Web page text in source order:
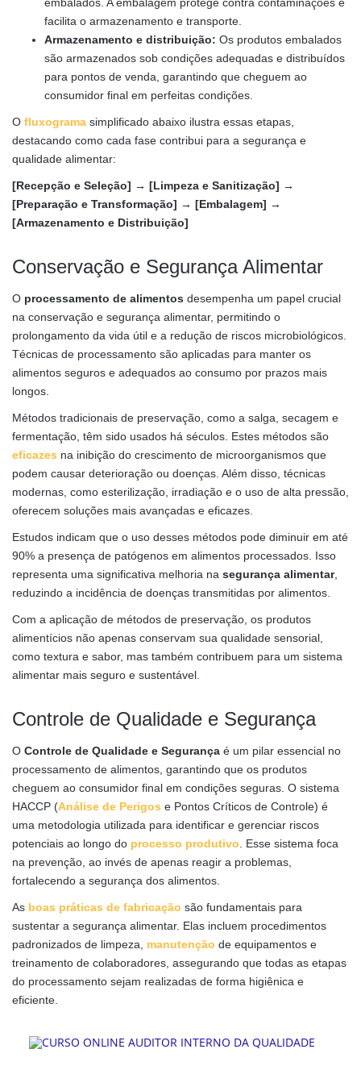
facilita o armazenamento e transporte.
Armazenamento e distribuição: Os produtos embalados
são armazenados sob condições adequadas e distribuídos
para pontos de venda, garantindo que cheguem ao
consumidor final em perfeitas condições.
O fluxograma simplificado abaixo ilustra essas etapas,
destacando como cada fase contribui para a segurança e
qualidade alimentar:
[Recepção e Seleção] → [Limpeza e Sanitização] →
[Preparação e Transformação] → [Embalagem] →
[Armazenamento e Distribuição]
Conservação e Segurança Alimentar
O processamento de alimentos desempenha um papel crucial
na conservação e segurança alimentar, permitindo o
prolongamento da vida útil e a redução de riscos microbiológicos.
Técnicas de processamento são aplicadas para manter os
alimentos seguros e adequados ao consumo por prazos mais
longos.
Métodos tradicionais de preservação, como a salga, secagem e
fermentação, têm sido usados há séculos. Estes métodos são
eficazes na inibição do crescimento de microorganismos que
podem causar deterioração ou doenças. Além disso, técnicas
modernas, como esterilização, irradiação e o uso de alta pressão,
oferecem soluções mais avançadas e eficazes.
Estudos indicam que o uso desses métodos pode diminuir em até
90% a presença de patógenos em alimentos processados. Isso
representa uma significativa melhoria na segurança alimentar,
reduzindo a incidência de doenças transmitidas por alimentos.
Com a aplicação de métodos de preservação, os produtos
alimentícios não apenas conservam sua qualidade sensorial,
como textura e sabor, mas também contribuem para um sistema
alimentar mais seguro e sustentável.
Controle de Qualidade e Segurança
O Controle de Qualidade e Segurança é um pilar essencial no
processamento de alimentos, garantindo que os produtos
cheguem ao consumidor final em condições seguras. O sistema
HACCP (Análise de Perigos e Pontos Críticos de Controle) é
uma metodologia utilizada para identificar e gerenciar riscos
potenciais ao longo do processo produtivo . Esse sistema foca
na prevenção, ao invés de apenas reagir a problemas,
fortalecendo a segurança dos alimentos.
As boas práticas de fabricação são fundamentais para
sustentar a segurança alimentar. Elas incluem procedimentos
padronizados de limpeza, manutenção de equipamentos e
treinamento de colaboradores, assegurando que todas as etapas
do processamento sejam realizadas de forma higiênica e
eficiente.